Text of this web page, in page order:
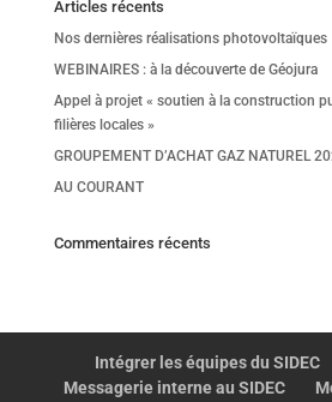
Articles récents
Nos dernières réalisations photovoltaïques
WEBINAIRES : à la découverte de Géojura
Appel à projet « soutien à la construction
filières locales »
GROUPEMENT D’ACHAT GAZ NATUREL
AU COURANT
Commentaires récents
Intégrer les équipes du SIDEC
Messagerie interne au SIDEC